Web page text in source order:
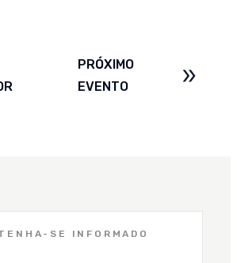
PRÓXIMO
EVENTO
SE INFORMADO